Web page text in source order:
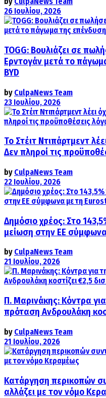
26 Ιουλίου, 2026
TOGG: Βουλιάζει σε
Ερντογάν μετά το
BYD
by CulpaNews Team
23 Ιουλίου, 2026
Το Στέιτ Ντιπάρτμεντ
Δεν πληροί τις
by CulpaNews Team
22 Ιουλίου, 2026
Δημόσιο χρέος: Στο
μείωση στην ΕΕ
by CulpaNews Team
21 Ιουλίου, 2026
Π. Μαρινάκης: Κόντρα
πρόταση Ανδρουλάκη
by CulpaNews Team
21 Ιουλίου, 2026
Κατάργηση περικοπών
αλλάζει με τον νόμο